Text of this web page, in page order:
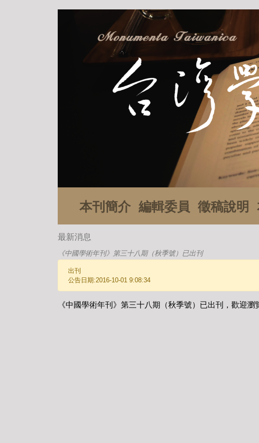
本刊簡介 編輯委員 徵稿說明
最新消息
《中國學術年刊》第三十八期（秋季號）已出刊
出刊
公告日期:2016-10-01 9:08:34
《中國學術年刊》第三十八期（秋季號）已出刊，歡迎瀏